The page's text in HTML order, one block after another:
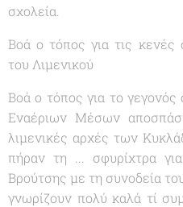
σχολεία.
Βοά ο τόπος για τις
του Λιμενικού
Βοά ο τόπος για το
Εναέριων Μέσων
λιμενικές αρχές των
πήραν τη ... σφυρίχτρα
Βρούτσης με τη συνοδεία
γνωρίζουν πολύ καλά τί